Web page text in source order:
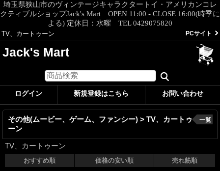
埼玉県狭山市のヴィンテージキャラクタートイ・アメリカンコレ
クティブルショップJack's Mart OPEN 11:00 - CLOSE 16:00(時季に
よる) 定休日：水曜 TEL 0429075820
TV、カートゥーン PCサイト
Jack's Mart
ログイン 新規登録はこちら お問い合わせ
その他(ムービー、ゲーム、ファンシー) > TV、カートゥ
ーン
TV、カートゥーン
一覧
おすすめ順 価格の安い順 売れ筋順